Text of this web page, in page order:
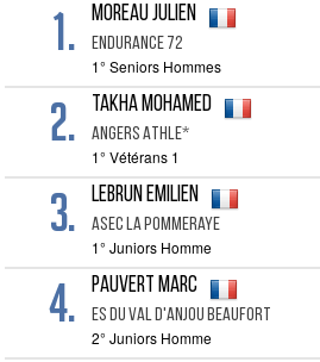
1. MOREAU Julien
Endurance 72
1° Seniors Hommes
2. TAKHA Mohamed
Angers Athle*
1° Vétérans 1
3. LEBRUN Emilien
Asec La Pommeraye
1° Juniors Homme
4. PAUVERT Marc
Es Du Val D'anjou Beaufort
2° Juniors Homme